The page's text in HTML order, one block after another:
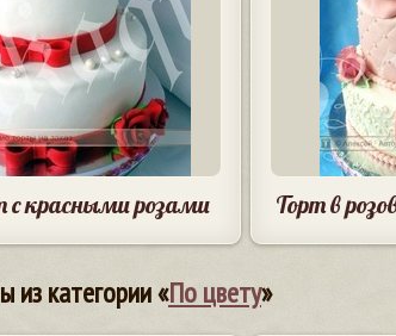
красными розами Торт в
из категории «По цвету»